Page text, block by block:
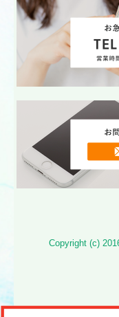
Copyright (c)